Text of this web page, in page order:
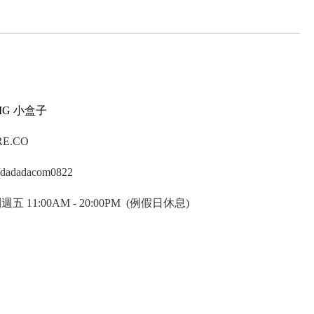
小盒子
五 11:00AM - 20:00PM (例假日休息)